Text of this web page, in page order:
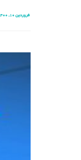
فروردین ۱۰, ۱۴۰۰